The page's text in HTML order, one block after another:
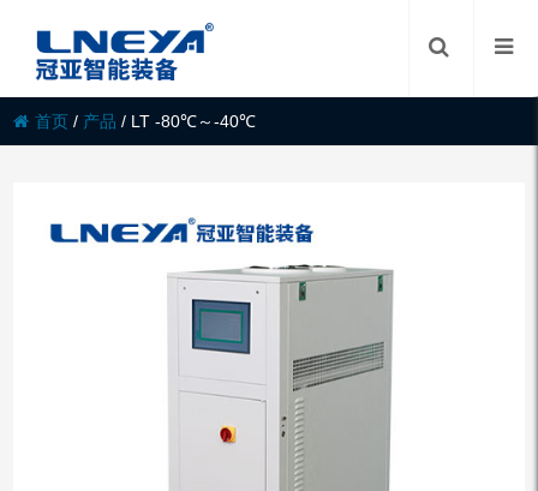
首页 / 产品 / LT -80℃～-40℃